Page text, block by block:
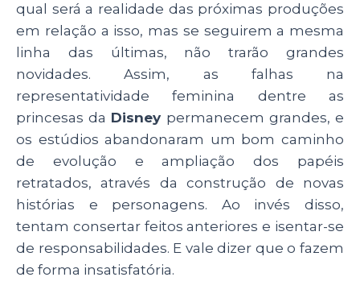
qual será a realidade das próximas produções
em relação a isso, mas se seguirem a mesma
linha das últimas, não trarão grandes
novidades. Assim, as falhas na
representatividade feminina dentre as
princesas da Disney permanecem grandes, e
os estúdios abandonaram um bom caminho
de evolução e ampliação dos papéis
retratados, através da construção de novas
histórias e personagens. Ao invés disso,
tentam consertar feitos anteriores e isentar-se
de responsabilidades. E vale dizer que o fazem
de forma insatisfatória.